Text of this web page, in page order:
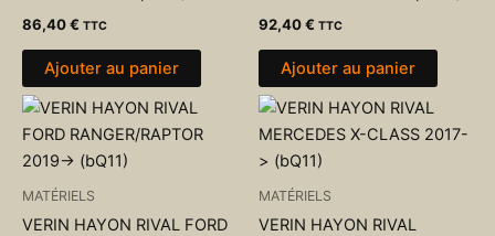
86,40€ TTC
Ajouter au panier
92,40€ TTC
Ajouter au panier
MATÉRIELS
VERIN HAYON RIVAL FORD
MATÉRIELS
VERIN HAYON RIVAL